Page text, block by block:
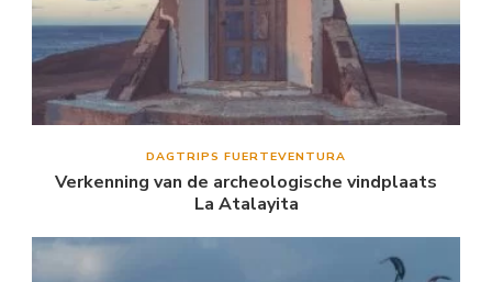
DAGTRIPS FUERTEVENTURA
Verkenning van de archeologische vindplaats
La Atalayita